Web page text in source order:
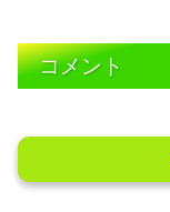
コメント